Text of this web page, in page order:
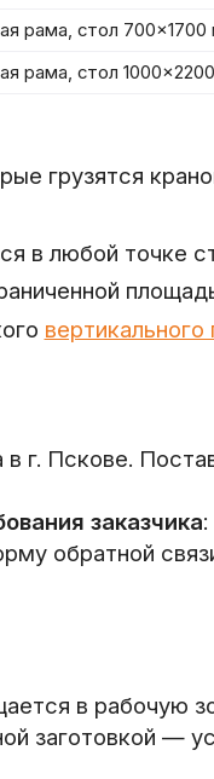
рама, стол
рама, стол
грузятся
в любой точке
в г. Пскове.
заказчика
обратной
в рабочую
заготовкой —